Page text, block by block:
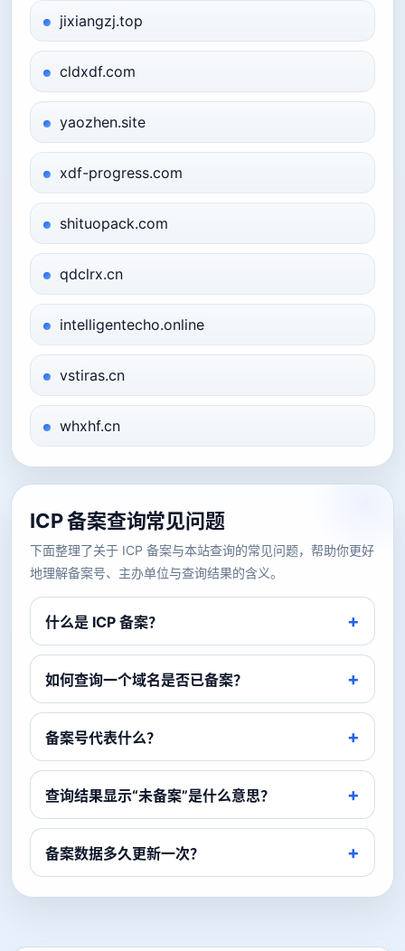
jixiangzj.top
cldxdf.com
yaozhen.site
xdf-progress.com
shituopack.com
qdclrx.cn
intelligentecho.online
vstiras.cn
whxhf.cn
ICP 备案查询常见问题
下面整理了关于 ICP 备案与本站查询的常见问题，帮助你更好
地理解备案号、主办单位与查询结果的含义。
什么是 ICP 备案？
如何查询一个域名是否已备案？
备案号代表什么？
查询结果显示“未备案”是什么意思？
备案数据多久更新一次？